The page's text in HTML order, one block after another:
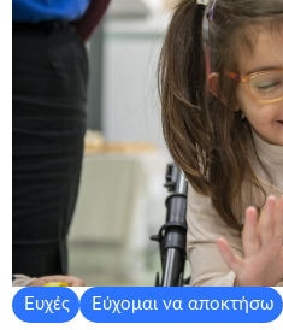
Ευχές Εύχομαι να αποκτήσω